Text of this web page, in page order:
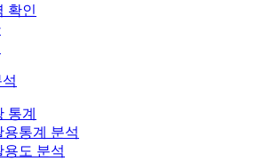
확인
통계
용통계 분석
용도 분석